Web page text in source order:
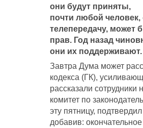
они будут приняты,
почти любой
телепередачу, может
прав. Год назад
они их поддерживают.
Завтра Дума может
кодекса (ГК),
рассказали сотрудники
комитет по
эту пятницу,
добавив: